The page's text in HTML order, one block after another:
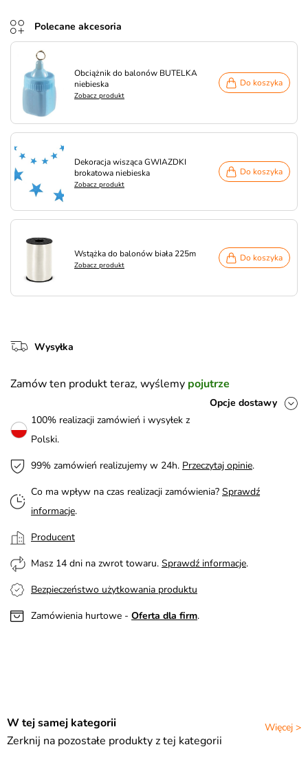
Polecane akcesoria
Obciążnik do balonów BUTELKA
niebieska
Zobacz produkt
Do koszyka
Dekoracja wisząca GWIAZDKI
brokatowa niebieska
Zobacz produkt
Do koszyka
Wstążka do balonów biała 225m
Zobacz produkt
Do koszyka
Wysyłka
Zamów ten produkt teraz, wyślemy pojutrze
Opcje dostawy
100% realizacji zamówień i wysyłek z
Polski.
99% zamówień realizujemy w 24h. Przeczytaj opinie.
Co ma wpływ na czas realizacji zamówienia? Sprawdź
informacje.
Producent
Masz 14 dni na zwrot towaru. Sprawdź informacje.
Bezpieczeństwo użytkowania produktu
Zamówienia hurtowe - Oferta dla firm.
Więcej >
W tej samej kategorii
Zerknij na pozostałe produkty z tej kategorii